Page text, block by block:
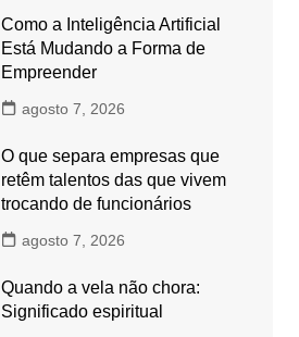
Como a Inteligência Artificial
Está Mudando a Forma de
Empreender
agosto 7, 2026
O que separa empresas que
retêm talentos das que vivem
trocando de funcionários
agosto 7, 2026
Quando a vela não chora:
Significado espiritual